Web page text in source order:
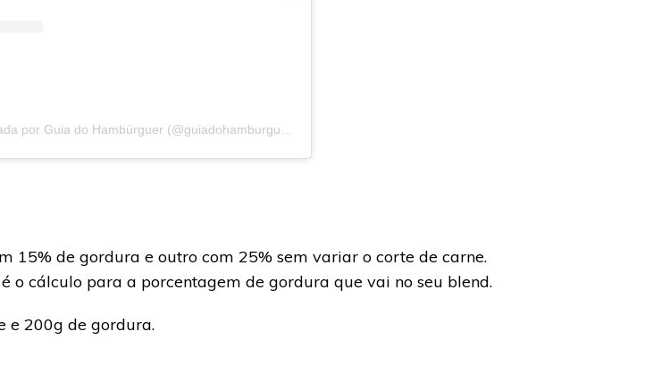
15% de gordura e outro com 25% sem variar o corte de carne.
o cálculo para a porcentagem de gordura que vai no seu blend.
e 200g de gordura.